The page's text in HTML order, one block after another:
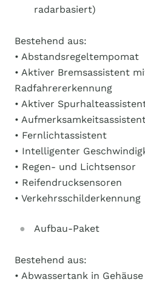
radarbasiert)
Bestehend aus:
• Abstandsregeltempomat
• Aktiver Bremsassistent
Radfahrererkennung
• Aktiver
•
• Fernlichtassistent
• Intelligenter
• Regen- und Lichtsensor
• Reifendrucksensoren
• Verkehrsschilderkennung
Aufbau-Paket
Bestehend aus:
• Abwassertank in